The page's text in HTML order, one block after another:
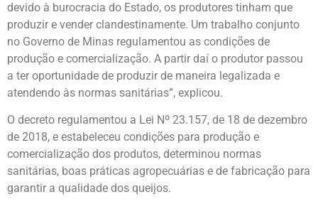
devido à burocracia do Estado, os produtores tinham que
produzir e vender clandestinamente. Um trabalho conjunto
no Governo de Minas regulamentou as condições de
produção e comercialização. A partir daí o produtor passou
a ter oportunidade de produzir de maneira legalizada e
atendendo às normas sanitárias”, explicou.
O decreto regulamentou a Lei Nº 23.157, de 18 de dezembro
de 2018, e estabeleceu condições para produção e
comercialização dos produtos, determinou normas
sanitárias, boas práticas agropecuárias e de fabricação para
garantir a qualidade dos queijos.